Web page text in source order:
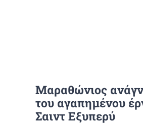
Μαραθώνιος
του αγαπημένου
Σαιντ Εξυπερύ